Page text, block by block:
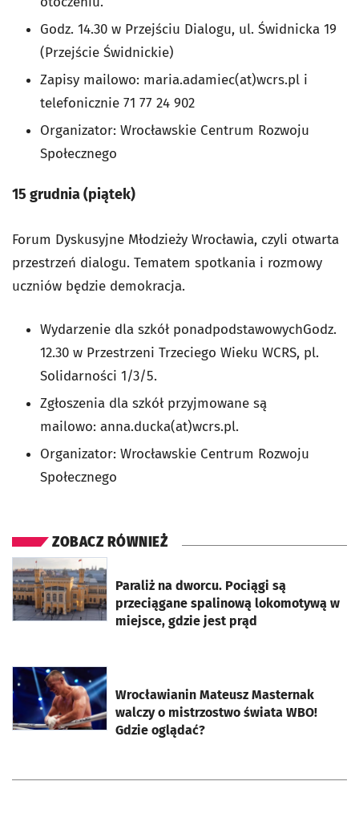
Godz. 14.30 w Przejściu Dialogu, ul. Świdnicka 19
(Przejście Świdnickie)
Zapisy mailowo: maria.adamiec(at)wcrs.pl i
telefonicznie 71 77 24 902
Organizator: Wrocławskie Centrum Rozwoju
Społecznego
15 grudnia (piątek)
Forum Dyskusyjne Młodzieży Wrocławia, czyli otwarta
przestrzeń dialogu. Tematem spotkania i rozmowy
uczniów będzie demokracja.
Wydarzenie dla szkół ponadpodstawowychGodz.
12.30 w Przestrzeni Trzeciego Wieku WCRS, pl.
Solidarności 1/3/5.
Zgłoszenia dla szkół przyjmowane są
mailowo: anna.ducka(at)wcrs.pl.
Organizator: Wrocławskie Centrum Rozwoju
Społecznego
ZOBACZ RÓWNIEŻ
Paraliż na dworcu. Pociągi są
przeciągane spalinową lokomotywą w
miejsce, gdzie jest prąd
otworzy się w nowej karcie
Wrocławianin Mateusz Masternak
walczy o mistrzostwo świata WBO!
Gdzie oglądać?
otworzy się w nowej karcie